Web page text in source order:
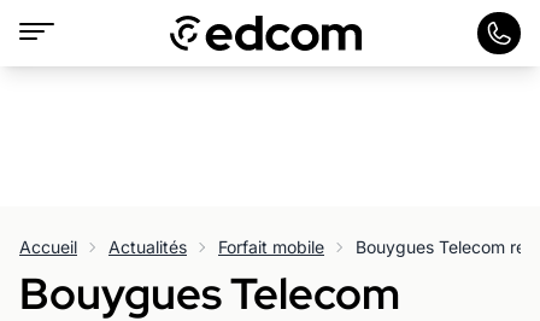
Accueil Actualités Forfait mobile
Bouygues Telecom